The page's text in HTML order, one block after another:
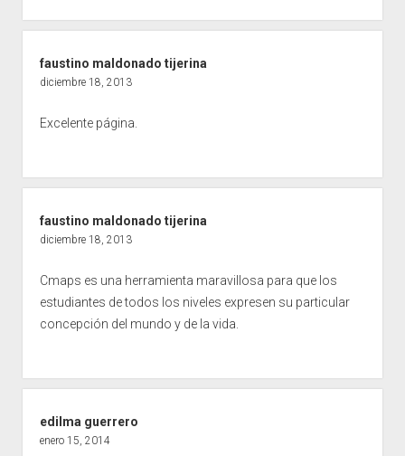
faustino maldonado tijerina
diciembre 18, 2013
Excelente página.
faustino maldonado tijerina
diciembre 18, 2013
Cmaps es una herramienta maravillosa para que los
estudiantes de todos los niveles expresen su particular
concepción del mundo y de la vida.
edilma guerrero
enero 15, 2014